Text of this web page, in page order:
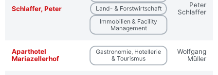
Schlaffer, Peter
Land- & Forstwirtschaft
Immobilien & Facility
Management
Peter
Schlaffer
Aparthotel
Mariazellerhof
Gastronomie, Hotellerie
& Tourismus
Wolfgang
Müller